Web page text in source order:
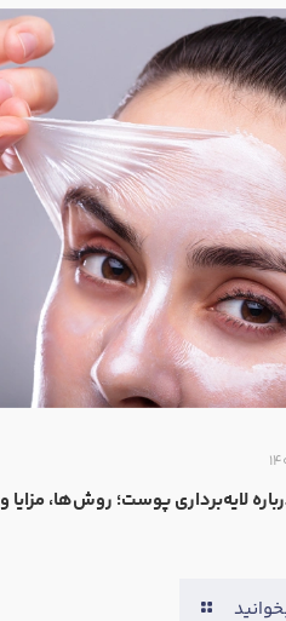
لایه‌برداری پوست؛ روش‌ها، مزایا و